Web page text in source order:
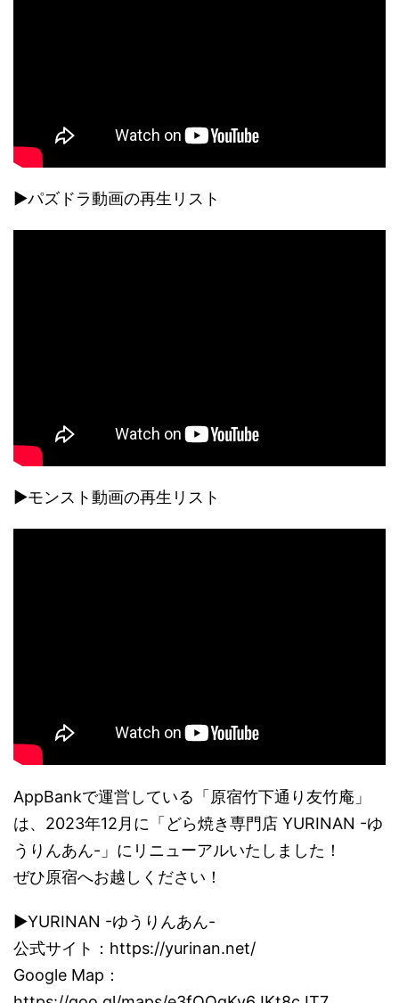
▶パズドラ動画の再生リスト
▶モンスト動画の再生リスト
AppBankで運営している「原宿竹下通り友竹庵」
は、2023年12月に「どら焼き専門店 YURINAN -ゆ
うりんあん-」にリニューアルいたしました！
ぜひ原宿へお越しください！
▶YURINAN -ゆうりんあん-
公式サイト：https://yurinan.net/
Google Map：